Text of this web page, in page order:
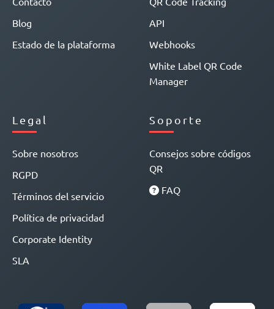
Blog
Estado de la plataforma
API
Webhooks
White Label QR Code
Manager
Legal
Sobre nosotros
RGPD
Términos del servicio
Política de privacidad
Corporate Identity
SLA
Soporte
Consejos sobre códigos
QR
FAQ